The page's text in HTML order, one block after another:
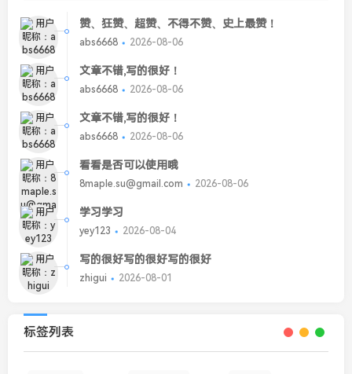
赞、狂赞、超赞、不得不赞、史上最赞！
abs6668 2026-08-06
文章不错,写的很好！
abs6668 2026-08-06
文章不错,写的很好！
abs6668 2026-08-06
看看是否可以使用哦
8maple.su@gmail.com 2026-08-06
学习学习
yey123 2026-08-04
写的很好写的很好写的很好
zhigui 2026-08-01
标签列表